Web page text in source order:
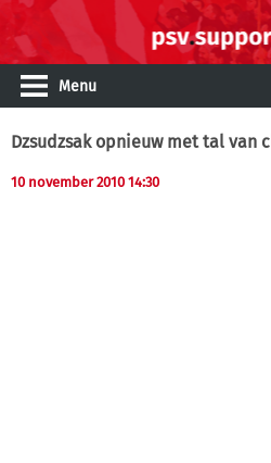
Menu
Dzsudzsak opnieuw met tal van
10 november 2010 14:30